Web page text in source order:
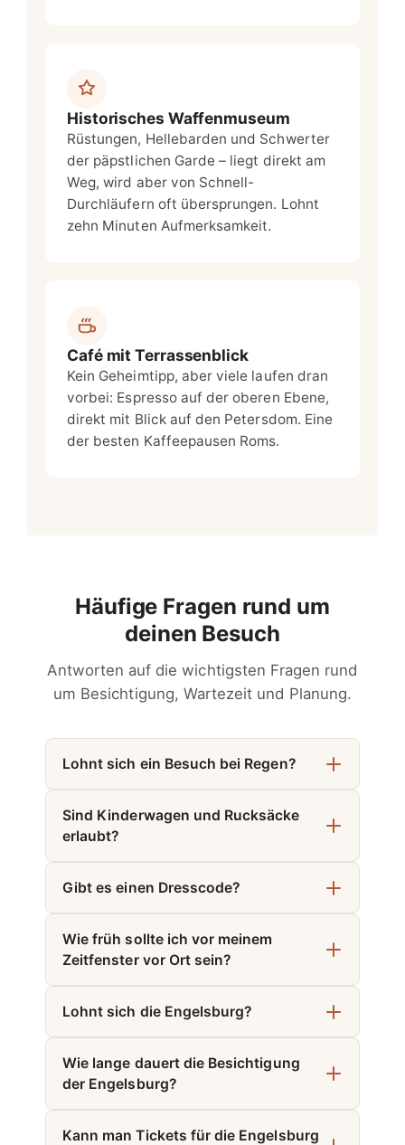
Historisches Waffenmuseum
Rüstungen, Hellebarden und Schwerter
der päpstlichen Garde – liegt direkt am
Weg, wird aber von Schnell-
Durchläufern oft übersprungen. Lohnt
zehn Minuten Aufmerksamkeit.
Café mit Terrassenblick
Kein Geheimtipp, aber viele laufen dran
vorbei: Espresso auf der oberen Ebene,
direkt mit Blick auf den Petersdom. Eine
der besten Kaffeepausen Roms.
Häufige Fragen rund um
deinen Besuch
Antworten auf die wichtigsten Fragen rund
um Besichtigung, Wartezeit und Planung.
Lohnt sich ein Besuch bei Regen?
Sind Kinderwagen und Rucksäcke
erlaubt?
Gibt es einen Dresscode?
Wie früh sollte ich vor meinem
Zeitfenster vor Ort sein?
Lohnt sich die Engelsburg?
Wie lange dauert die Besichtigung
der Engelsburg?
Kann man Tickets für die Engelsburg